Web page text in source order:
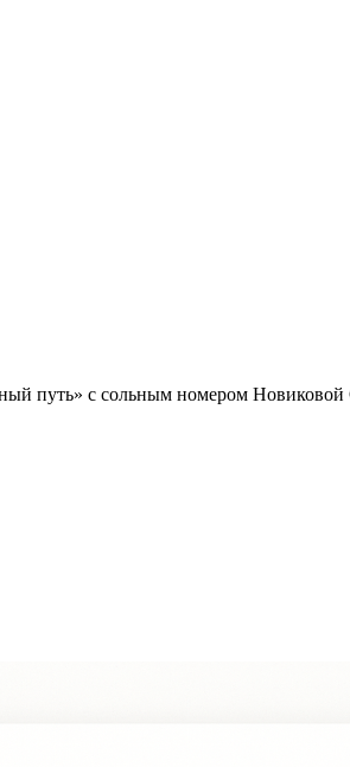
путь» с сольным номером Новиковой